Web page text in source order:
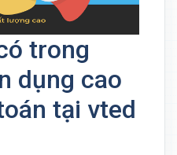
trong
dụng cao
tại vted